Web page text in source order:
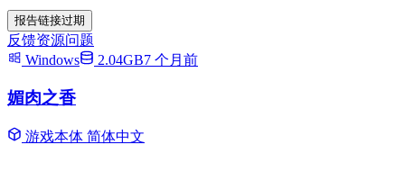
报告链接过期
反馈资源问题
Windows
2.04GB7 个月前
媚肉之香
游戏本体 简体中文